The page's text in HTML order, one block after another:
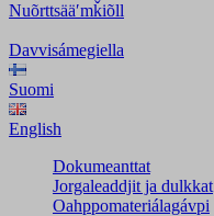
Nuõrttsääʹmǩiõll
Davvisámegiella
Suomi
English
Dokumeanttat
Jorgaleaddjit ja dulkkat
Oahppomateriálagávpi